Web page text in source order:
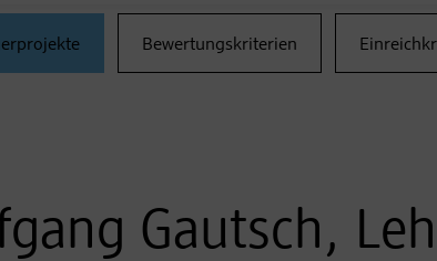
Bewertungskriterien
Gautsch,